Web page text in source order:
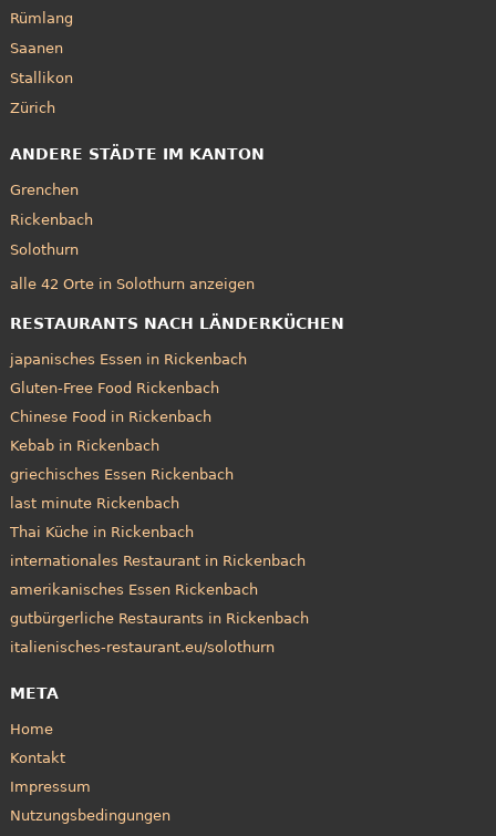
Rümlang
Saanen
Stallikon
Zürich
ANDERE STÄDTE IM KANTON
Grenchen
Rickenbach
Solothurn
alle 42 Orte in Solothurn anzeigen
RESTAURANTS NACH LÄNDERKÜCHEN
japanisches Essen in Rickenbach
Gluten-Free Food Rickenbach
Chinese Food in Rickenbach
Kebab in Rickenbach
griechisches Essen Rickenbach
last minute Rickenbach
Thai Küche in Rickenbach
internationales Restaurant in Rickenbach
amerikanisches Essen Rickenbach
gutbürgerliche Restaurants in Rickenbach
italienisches-restaurant.eu/solothurn
META
Home
Kontakt
Impressum
Nutzungsbedingungen